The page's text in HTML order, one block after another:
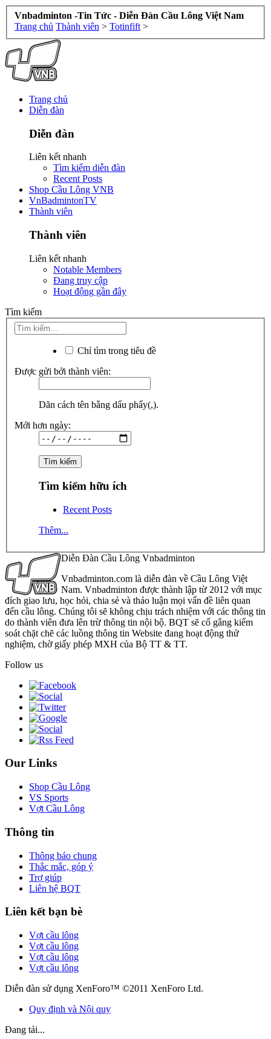
Vnbadminton -Tin Tức - Diễn Đàn Cầu Lông Việt Nam
Trang chủ Thành viên > Totinfift >
Trang chủ
Diễn đàn
Diễn đàn
Liên kết nhanh
Tìm kiếm diễn đàn
Recent Posts
Shop Cầu Lông VNB
VnBadmintonTV
Thành viên
Thành viên
Liên kết nhanh
Notable Members
Đang truy cập
Hoạt động gần đây
Tìm kiếm
Chỉ tìm trong tiêu đề
Được gửi bởi thành viên:
Dãn cách tên bằng dấu phẩy(,).
Mới hơn ngày:
Tìm kiếm hữu ích
Recent Posts
Thêm...
Diễn Đàn Cầu Lông Vnbadminton
Vnbadminton.com là diễn đàn về Cầu Lông Việt
Nam. Vnbadminton được thành lập từ 2012 với mục
đích giao lưu, học hỏi, chia sẻ và thảo luận mọi vấn đề liên quan
đến cầu lông. Chúng tôi sẽ không chịu trách nhiệm với các thông tin
do thành viên đưa lên trừ thông tin nội bộ. BQT sẽ cố gắng kiểm
soát chặt chẽ các luồng thông tin Website đang hoạt động thử
nghiệm, chờ giấy phép MXH của Bộ TT & TT.
Follow us
Our Links
Shop Cầu Lông
VS Sports
Vợt Cầu Lông
Thông tin
Thông báo chung
Thắc mắc, góp ý
Trợ giúp
Liên hệ BQT
Liên kết bạn bè
Vợt cầu lông
Vợt cầu lông
Vợt cầu lông
Vợt cầu lông
Diễn đàn sử dụng XenForo™ ©2011 XenForo Ltd.
Quy định và Nội quy
Đang tải...